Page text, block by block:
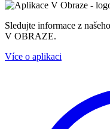
Sledujte informace z
V OBRAZE.
Více o aplikaci